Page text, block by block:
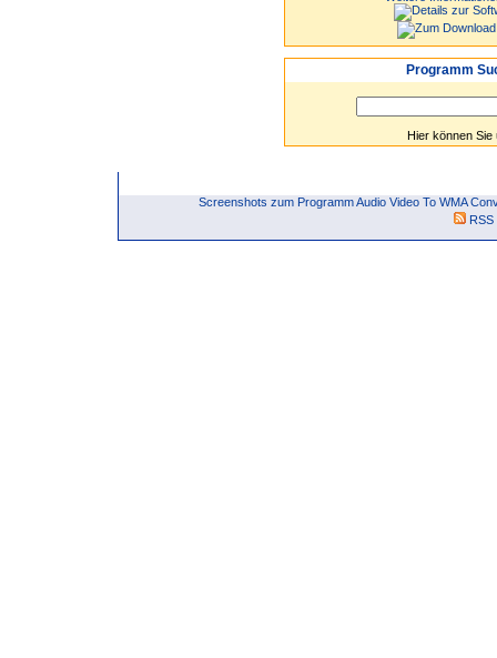
Programm
Hier können
Screenshots zum Programm Audio Video To WMA